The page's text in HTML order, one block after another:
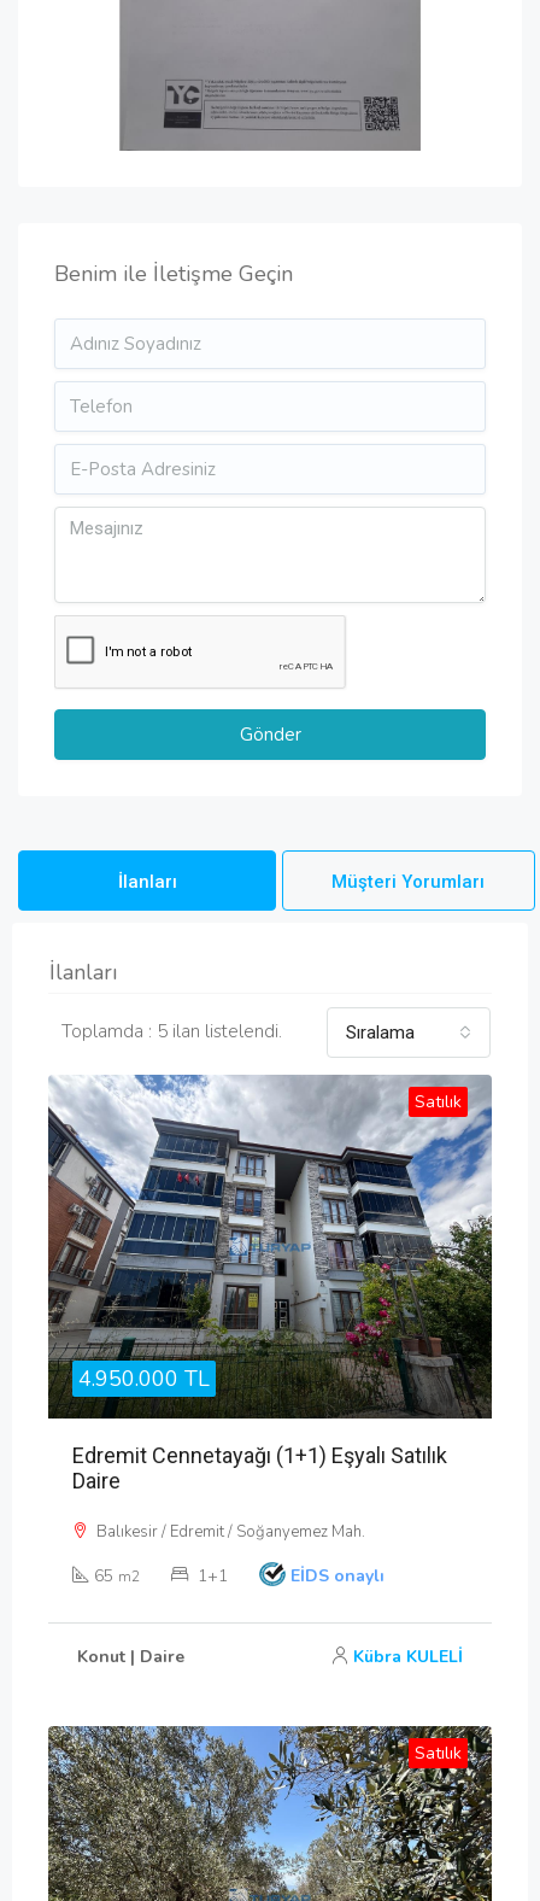
Benim ile İletişme Geçin
İlanları Müşteri Yorumları
İlanları
Toplamda : 5 ilan listelendi. Sıralama
Satılık
4.950.000 TL
Edremit Cennetayağı (1+1) Eşyalı Satılık
Daire
Balıkesir / Edremit / Soğanyemez Mah.
65 m2 1+1 EİDS onaylı
Konut | Daire Kübra KULELİ
Satılık